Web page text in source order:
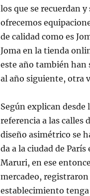
los que se recuerdan
ofrecemos
de calidad como es
Joma en la tienda
este año también han
al año siguiente, otra
Según explican desde
referencia a las calles
diseño asimétrico se
da a la ciudad de
Maruri, en ese
mercadeo,
establecimiento